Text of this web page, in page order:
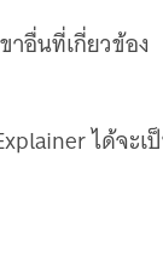
อื่นที่เกี่ยวข้อง
ได้จะเ